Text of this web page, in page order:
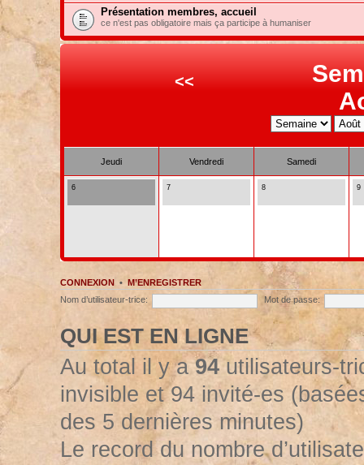
Présentation membres, accueil
ce n'est pas obligatoire mais ça participe à humaniser
<<
Jeudi Vendredi Samedi
6 7 8 9
CONNEXION• M’ENREGISTRER
Nom d’utilisateur-trice:
Mot de passe:
QUI EST EN LIGNE
Au total il y a94utilisateurs-
invisible et 94 invité-es
des 5 dernières minutes)
Le record du nombre